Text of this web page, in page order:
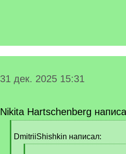
31 дек. 2025 15:31
Nikita Hartschenberg
q
DmitriiShishkin написал: